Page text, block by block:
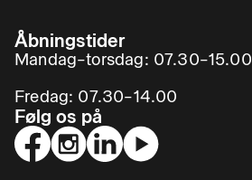
Åbningstider
Mandag–torsdag: 07.30–15.00
Fredag: 07.30–14.00
Følg os på